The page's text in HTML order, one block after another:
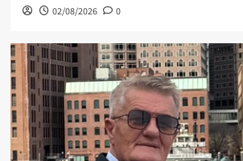
02/08/2026 0